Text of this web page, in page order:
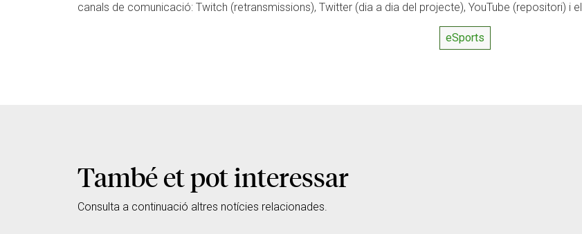
canals de comunicació: Twitch (retransmissions), Twitter (dia a dia del projecte), YouTube (repositori) i el
eSports
També et pot interessar
Consulta a continuació altres notícies relacionades.